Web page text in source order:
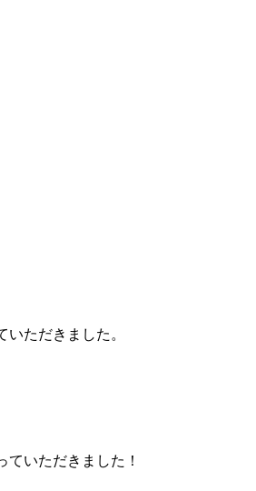
ただきました。
いただきました！